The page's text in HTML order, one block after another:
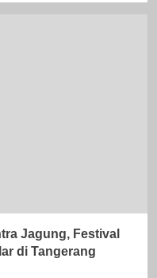
Jagung, Festival
di Tangerang